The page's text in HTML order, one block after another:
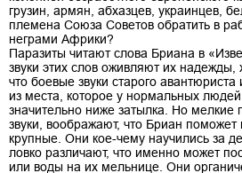
грузин, армян, абхазцев, украинцев,
племена Союза Советов обратить в
неграми Африки?
Паразиты читают слова Бриана в
звуки этих слов оживляют их надежды,
что боевые звуки старого авантюриста
из места, которое у нормальных
значительно ниже затылка. Но мелкие
звуки, воображают, что Бриан
крупные. Они кое-чему научились за
ловко различают, что именно может
или воды на их мельнице. Они